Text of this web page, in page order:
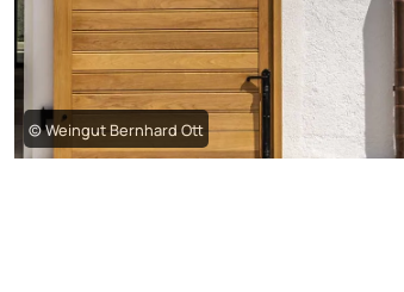
© Weingut Bernhard Ott